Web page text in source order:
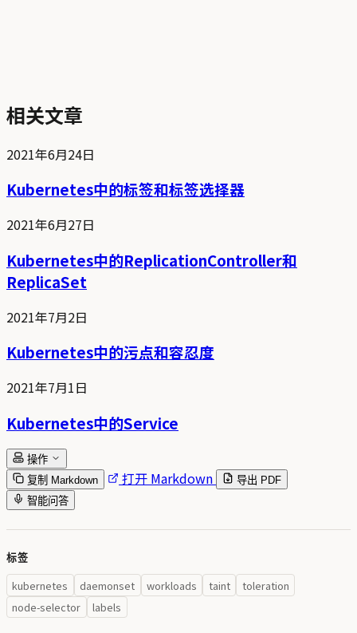
相关文章
2021年6月24日
Kubernetes中的标签和标签选择器
2021年6月27日
Kubernetes中的ReplicationController和
ReplicaSet
2021年7月2日
Kubernetes中的污点和容忍度
2021年7月1日
Kubernetes中的Service
操作
复制 Markdown
打开 Markdown
导出 PDF
智能问答
标签
kubernetes daemonset workloads taint
toleration
node-selector
labels